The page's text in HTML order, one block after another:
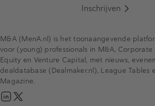
Inschrijven
M&A (MenA.nl) is het toonaangevende
voor (young) professionals in M&A, Corporate
Equity en Venture Capital, met nieuws,
dealdatabase (Dealmaker.nl), League Tables
Magazine.